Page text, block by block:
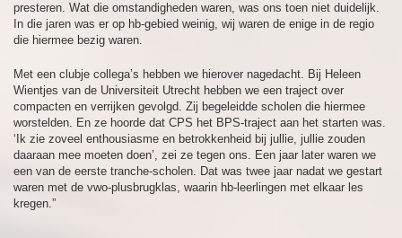
presteren. Wat die omstandigheden waren, was ons toen niet duidelijk.
In die jaren was er op hb-gebied weinig, wij waren de enige in de regio
die hiermee bezig waren.
Met een clubje collega’s hebben we hierover nagedacht. Bij Heleen
Wientjes van de Universiteit Utrecht hebben we een traject over
compacten en verrijken gevolgd. Zij begeleidde scholen die hiermee
worstelden. En ze hoorde dat CPS het BPS-traject aan het starten was.
‘Ik zie zoveel enthousiasme en betrokkenheid bij jullie, jullie zouden
daaraan mee moeten doen’, zei ze tegen ons. Een jaar later waren we
een van de eerste tranche-scholen. Dat was twee jaar nadat we gestart
waren met de vwo-plusbrugklas, waarin hb-leerlingen met elkaar les
kregen.”